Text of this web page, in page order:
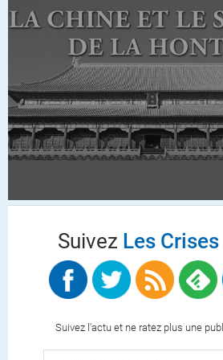
Suivez Les Crises
Suivez l'actu et ne ratez plus une